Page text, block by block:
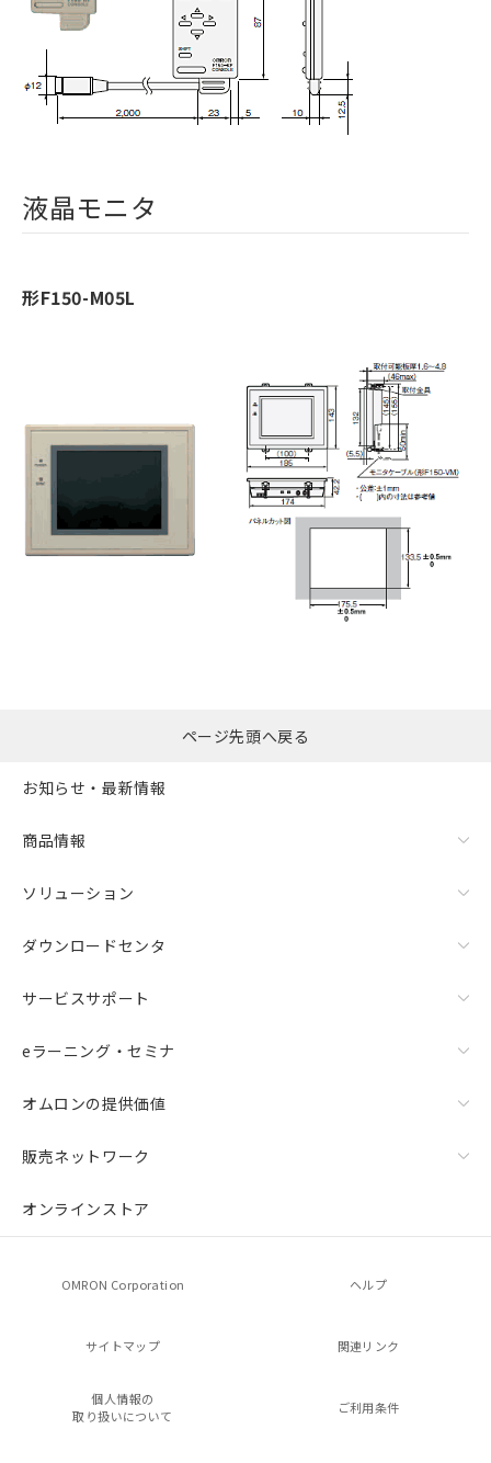
液晶モニタ
形F150-M05L
ページ先頭へ戻る
お知らせ・最新情報
商品情報
ソリューション
ダウンロードセンタ
サービスサポート
eラーニング・セミナ
オムロンの提供価値
販売ネットワーク
オンラインストア
OMRON Corporation ヘルプ
サイトマップ 関連リンク
個人情報の
取り扱いについて
ご利用条件